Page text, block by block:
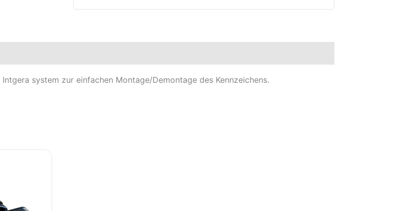
system zur einfachen Montage/Demontage des Kennzeichens.